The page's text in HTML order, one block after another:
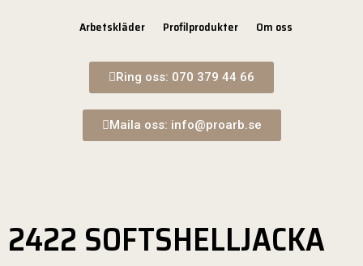
Arbetskläder Profilprodukter Om oss
Ring oss: 070 379 44 66
Maila oss: info@proarb.se
2422 SOFTSHELLJACKA